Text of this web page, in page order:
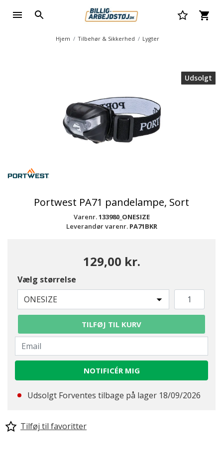
Hjem Tilbehør & Sikkerhed Lygter
Udsolgt
Portwest PA71 pandelampe, Sort
Varenr.133980_ONESIZE
Leverandør varenr. PA71BKR
129,00 kr.
Vælg størrelse
ONESIZE
TILFØJ TIL KURV
NOTIFICÉR MIG
Udsolgt Forventes tilbage på lager 18/09/2026
Tilføj til favoritter